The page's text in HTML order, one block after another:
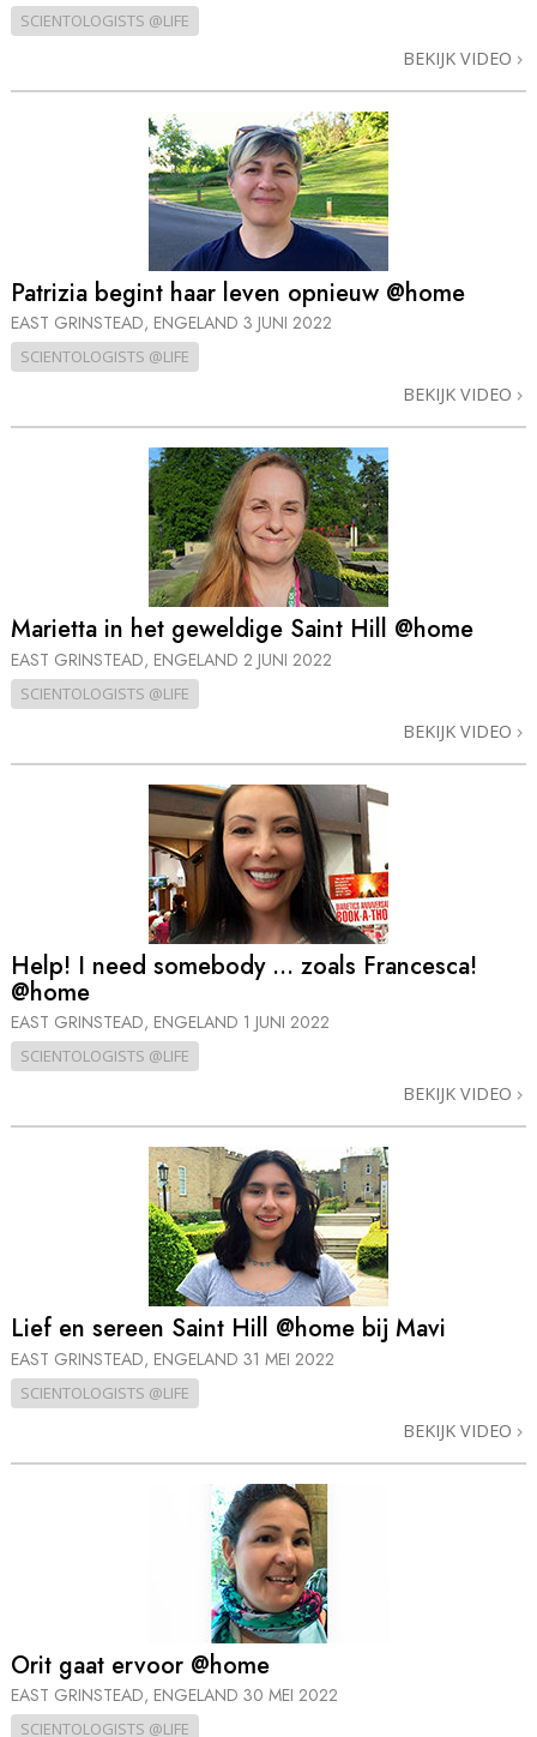
SCIENTOLOGISTS @LIFE
BEKIJK VIDEO
Patrizia begint haar leven opnieuw @home
EAST GRINSTEAD, ENGELAND 3 JUNI 2022
SCIENTOLOGISTS @LIFE
BEKIJK VIDEO
Marietta in het geweldige Saint Hill @home
EAST GRINSTEAD, ENGELAND 2 JUNI 2022
SCIENTOLOGISTS @LIFE
BEKIJK VIDEO
Help! I need somebody ... zoals Francesca!
@home
EAST GRINSTEAD, ENGELAND 1 JUNI 2022
SCIENTOLOGISTS @LIFE
BEKIJK VIDEO
Lief en sereen Saint Hill @home bij Mavi
EAST GRINSTEAD, ENGELAND 31 MEI 2022
SCIENTOLOGISTS @LIFE
BEKIJK VIDEO
Orit gaat ervoor @home
EAST GRINSTEAD, ENGELAND 30 MEI 2022
SCIENTOLOGISTS @LIFE